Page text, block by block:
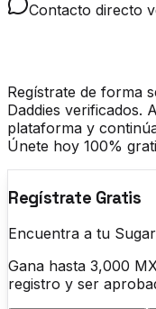
Contacto directo
Regístrate de forma
Daddies verificados.
plataforma y
Únete hoy 100%
Regístrate Gratis
Encuentra a tu
Gana hasta 3,000
registro y ser